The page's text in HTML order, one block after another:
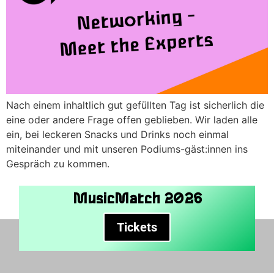
Nach einem inhaltlich gut gefüllten Tag ist sicherlich die
eine oder andere Frage offen geblieben. Wir laden alle
ein, bei leckeren Snacks und Drinks noch einmal
miteinander und mit unseren Podiums-gäst:innen ins
Gespräch zu kommen.
MusicMatch 2026
Tickets